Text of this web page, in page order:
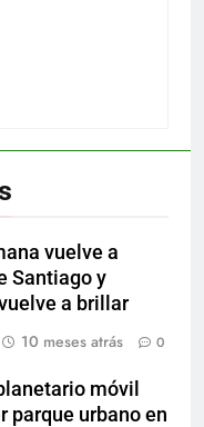
vuelve a
Santiago y
a brillar
10 meses atrás 0
móvil
parque urbano en